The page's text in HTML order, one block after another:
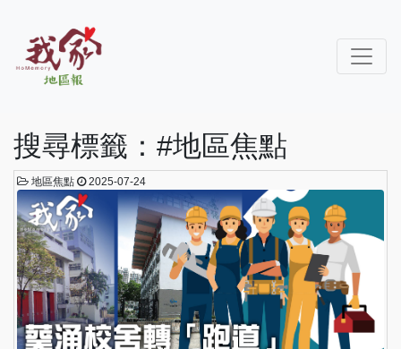
搜尋標籤：#地區焦點
地區焦點 2025-07-24